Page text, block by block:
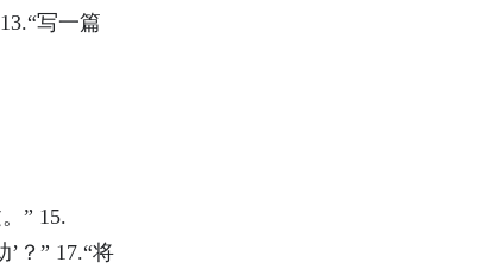
写一篇
” 15.
’？” 17.“将